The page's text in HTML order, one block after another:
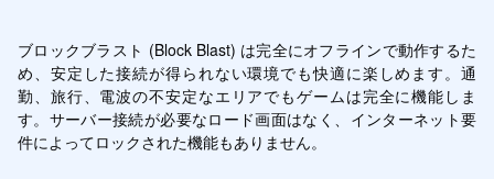
ブロックブラスト (Block Blast) は完全にオフラインで動作するた
め、安定した接続が得られない環境でも快適に楽しめます。通
勤、旅行、電波の不安定なエリアでもゲームは完全に機能しま
す。サーバー接続が必要なロード画面はなく、インターネット要
件によってロックされた機能もありません。